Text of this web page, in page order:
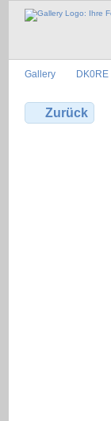
Gallery DK0RE
Zurück